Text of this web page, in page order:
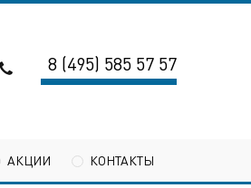
8 (495) 585 57 57
АКЦИИ КОНТАКТЫ